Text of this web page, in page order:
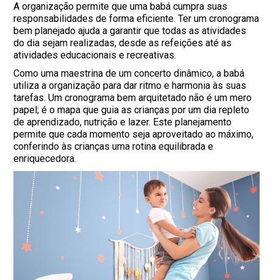
A organização permite que uma babá cumpra suas
responsabilidades de forma eficiente. Ter um cronograma
bem planejado ajuda a garantir que todas as atividades
do dia sejam realizadas, desde as refeições até as
atividades educacionais e recreativas.
Como uma maestrina de um concerto dinâmico, a babá
utiliza a organização para dar ritmo e harmonia às suas
tarefas. Um cronograma bem arquitetado não é um mero
papel; é o mapa que guia as crianças por um dia repleto
de aprendizado, nutrição e lazer. Este planejamento
permite que cada momento seja aproveitado ao máximo,
conferindo às crianças uma rotina equilibrada e
enriquecedora.